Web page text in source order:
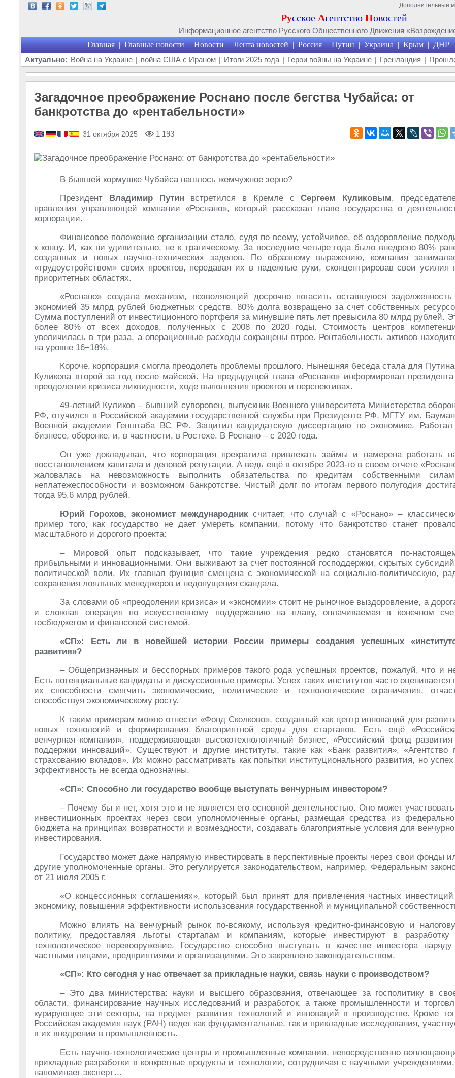
Дополнительные
Русское Агентство Новостей
Информационное агентство Русского Общественного Движения
Главная | Главные новости | Новости | Лента новостей | Россия | Путин | Украина | Крым | ДНР |
Актуально: Война на Украине | война США с Ираном | Итоги 2025 года | Герои войны на Украине | Гренландия |
Загадочное преображение Роснано после бегства Чубайса: от
банкротства до «рентабельности»
31 октября 2025 1 193
В бывшей кормушке Чубайса нашлось жемчужное зерно?
Президент Владимир Путин встретился в Кремле сСергеем Куликовым,
правления управляющей компании «Роснано», который рассказал главе государства о
корпорации.
Финансовое положение организации стало, судя по всему, устойчивее, её оздоровление
к концу. И, как ни удивительно, не к трагическому. За последние четыре года было внедрено 80%
созданных и новых научно-технических заделов. По образному выражению, компания
«трудоустройством» своих проектов, передавая их в надежные руки, сконцентрировав свои усилия
приоритетных областях.
«Роснано» создала механизм, позволяющий досрочно погасить оставшуюся
экономией 35 млрд рублей бюджетных средств. 80% долга возвращено за счет собственных
Сумма поступлений от инвестиционного портфеля за минувшие пять лет превысила 80 млрд рублей.
более 80% от всех доходов, полученных с 2008 по 2020 годы. Стоимость центров
увеличилась в три раза, а операционные расходы сокращены втрое. Рентабельность активов
на уровне 16−18%.
Короче, корпорация смогла преодолеть проблемы прошлого. Нынешняя беседа стала для
Куликова второй за год после майской. На предыдущей глава «Роснано» информировал
преодолении кризиса ликвидности, ходе выполнения проектов и перспективах.
49-летний Куликов – бывший суворовец, выпускник Военного университета Министерства
РФ, отучился в Российской академии государственной службы при Президенте РФ, МГТУ им.
Военной академии Генштаба ВС РФ. Защитил кандидатскую диссертацию по экономике.
бизнесе, оборонке, и, в частности, в Ростехе. В Роснано – с 2020 года.
Он уже докладывал, что корпорация прекратила привлекать займы и намерена работать
восстановлением капитала и деловой репутации. А ведь ещё в октябре 2023-го в своем отчете
жаловалась на невозможность выполнить обязательства по кредитам собственными
неплатежеспособности и возможном банкротстве. Чистый долг по итогам первого полугодия
тогда 95,6 млрд рублей.
Юрий Горохов, экономист международниксчитает, что случай с «Роснано» –
пример того, как государство не дает умереть компании, потому что банкротство станет
масштабного и дорогого проекта:
– Мировой опыт подсказывает, что такие учреждения редко становятся по-
прибыльными и инновационными. Они выживают за счет постоянной господдержки, скрытых
политической воли. Их главная функция смещена с экономической на социально-политическую,
сохранения лояльных менеджеров и недопущения скандала.
За словами об «преодолении кризиса» и «экономии» стоит не рыночное выздоровление, а
и сложная операция по искусственному поддержанию на плаву, оплачиваемая в конечном
госбюджетом и финансовой системой.
«СП»: Есть ли в новейшей истории России примеры создания успешных
развития»?
– Общепризнанных и бесспорных примеров такого рода успешных проектов, пожалуй, что и
Есть потенциальные кандидаты и дискуссионные примеры. Успех таких институтов часто оценивается
их способности смягчить экономические, политические и технологические ограничения,
способствуя экономическому росту.
К таким примерам можно отнести «Фонд Сколково», созданный как центр инноваций для
новых технологий и формирования благоприятной среды для стартапов. Есть ещё
венчурная компания», поддерживающая высокотехнологичный бизнес, «Российский фонд
поддержки инноваций». Существуют и другие институты, такие как «Банк развития», «Агентство
страхованию вкладов». Их можно рассматривать как попытки институционального развития, но
эффективность не всегда однозначны.
«СП»: Способно ли государство вообще выступать венчурным инвестором?
– Почему бы и нет, хотя это и не является его основной деятельностью. Оно может
инвестиционных проектах через свои уполномоченные органы, размещая средства из
бюджета на принципах возвратности и возмездности, создавать благоприятные условия для
инвестирования.
Государство может даже напрямую инвестировать в перспективные проекты через свои фонды
другие уполномоченные органы. Это регулируется законодательством, например, Федеральным
от 21 июля 2005 г.
«О концессионных соглашениях», который был принят для привлечения частных
экономику, повышения эффективности использования государственной и муниципальной
Можно влиять на венчурный рынок по-всякому, используя кредитно-финансовую и
политику, предоставляя льготы стартапам и компаниям, которые инвестируют в
технологическое перевооружение. Государство способно выступать в качестве инвестора
частными лицами, предприятиями и организациями. Это закреплено законодательством.
«СП»: Кто сегодня у нас отвечает за прикладные науки, связь науки с производством?
– Это два министерства: науки и высшего образования, отвечающее за госполитику в
области, финансирование научных исследований и разработок, а также промышленности и
курирующее эти секторы, на предмет развития технологий и инноваций в производстве. Кроме
Российская академия наук (РАН) ведет как фундаментальные, так и прикладные исследования,
в их внедрении в промышленность.
Есть научно-технологические центры и промышленные компании, непосредственно
прикладные разработки в конкретные продукты и технологии, сотрудничая с научными
напоминает эксперт…